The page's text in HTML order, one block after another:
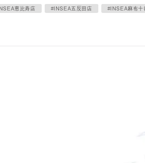
恵比寿店 #INSEA五反田店 #INSEA麻布十